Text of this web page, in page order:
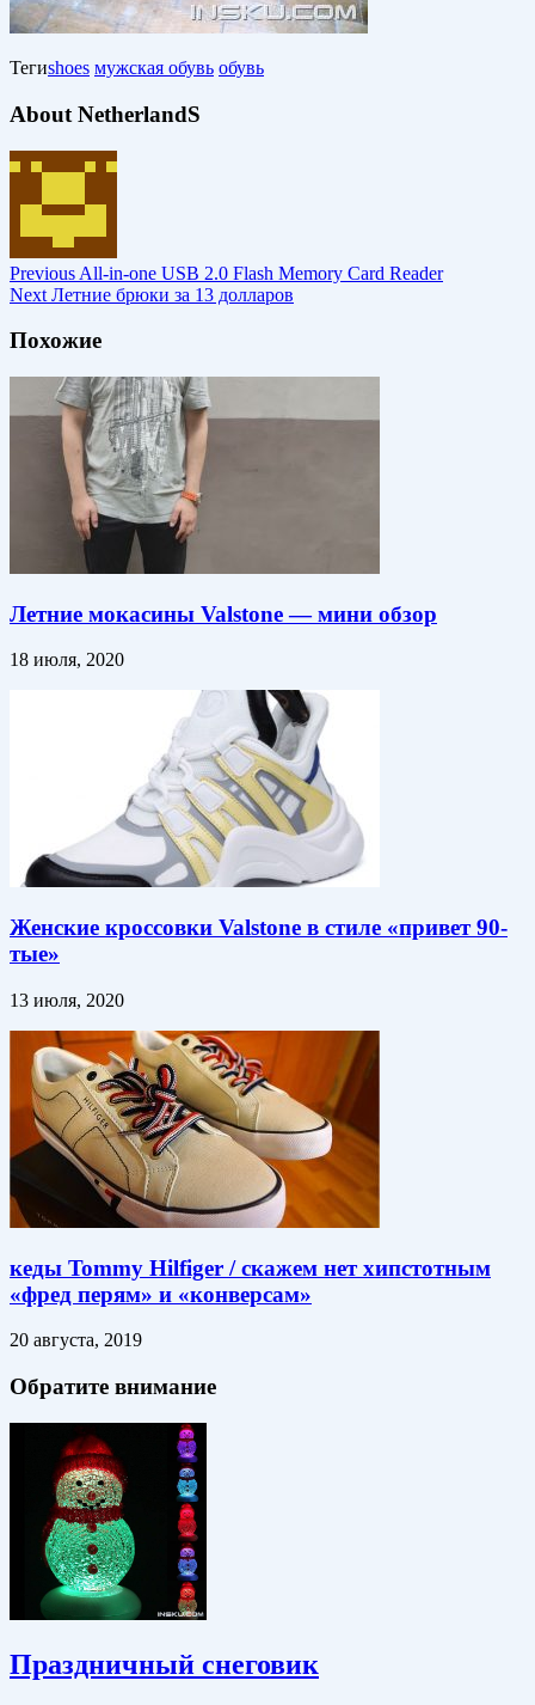
Тегиshoes мужская обувь обувь
About NetherlandS
Previous All-in-one USB 2.0 Flash Memory Card Reader
Next Летние брюки за 13 долларов
Похожие
Летние мокасины Valstone — мини обзор
18 июля, 2020
Женские кроссовки Valstone в стиле «привет 90-
тые»
13 июля, 2020
кеды Tommy Hilfiger / скажем нет хипстотным
«фред перям» и «конверсам»
20 августа, 2019
Обратите внимание
Праздничный снеговик